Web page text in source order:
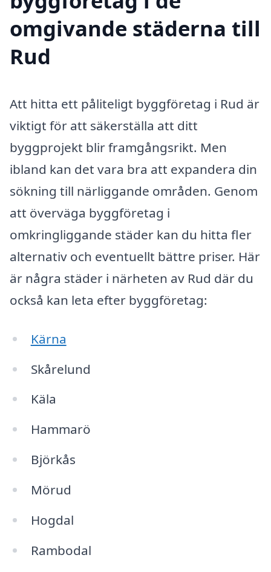
omgivande städerna till
Rud
Att hitta ett påliteligt byggföretag i Rud är
viktigt för att säkerställa att ditt
byggprojekt blir framgångsrikt. Men
ibland kan det vara bra att expandera din
sökning till närliggande områden. Genom
att överväga byggföretag i
omkringliggande städer kan du hitta fler
alternativ och eventuellt bättre priser. Här
är några städer i närheten av Rud där du
också kan leta efter byggföretag:
Kärna
Skårelund
Käla
Hammarö
Björkås
Mörud
Hogdal
Rambodal